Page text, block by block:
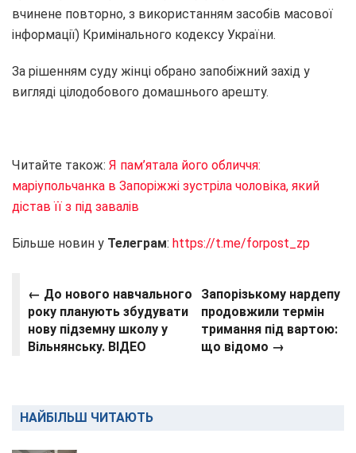
вчинене повторно, з використанням засобів масової
інформації) Кримінального кодексу України.
За рішенням суду жінці обрано запобіжний захід у
вигляді цілодобового домашнього арешту.
Читайте також: Я пам’ятала його обличчя:
маріупольчанка в Запоріжжі зустріла чоловіка, який
дістав її з під завалів
Більше новин у Телеграм: https://t.me/forpost_zp
← До нового навчального
року планують збудувати
нову підземну школу у
Вільнянську. ВІДЕО
Запорізькому нардепу
продовжили термін
тримання під вартою:
що відомо →
НАЙБІЛЬШ ЧИТАЮТЬ